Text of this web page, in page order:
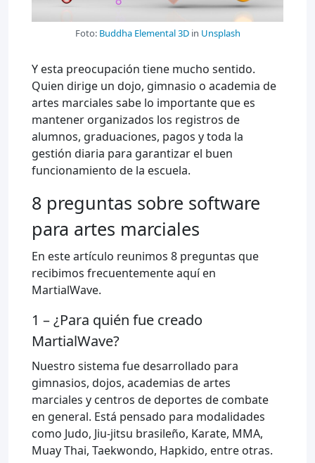
Foto: Buddha Elemental 3Din Unsplash
Y esta preocupación tiene mucho sentido.
Quien dirige un dojo, gimnasio o academia de
artes marciales sabe lo importante que es
mantener organizados los registros de
alumnos, graduaciones, pagos y toda la
gestión diaria para garantizar el buen
funcionamiento de la escuela.
8 preguntas sobre software
para artes marciales
En este artículo reunimos 8 preguntas que
recibimos frecuentemente aquí en
MartialWave.
1 – ¿Para quién fue creado
MartialWave?
Nuestro sistema fue desarrollado para
gimnasios, dojos, academias de artes
marciales y centros de deportes de combate
en general. Está pensado para modalidades
como Judo, Jiu-jitsu brasileño, Karate, MMA,
Muay Thai, Taekwondo, Hapkido, entre otras.